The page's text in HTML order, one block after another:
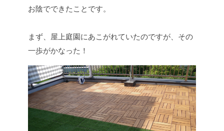
お陰でできたことです。
まず、屋上庭園にあこがれていたのですが、その
一歩がかなった！